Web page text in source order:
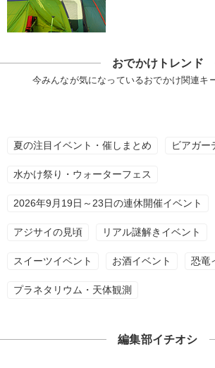
おでかけトレンド
今みんなが気になっているおでかけ関連キ
夏の注目イベント・催しまとめ ビアガー
水かけ祭り・ウォーターフェス
2026年9月19日～23日の連休開催イベント
アジサイの見頃 リアル謎解きイベント
スイーツイベント お酒イベント 恐竜
プラネタリウム・天体観測
編集部イチオシ